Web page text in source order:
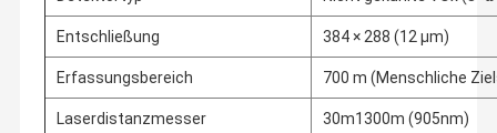
Entschließung 384 × 288 (12 μm)
Erfassungsbereich 700 m (Menschliche
Laserdistanzmesser 30m1300m (905nm)